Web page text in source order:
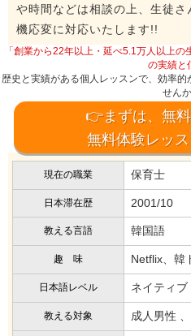
や時間などは相談の上、生徒
機応変に対応いたします!!
「創業から22年以上・延べ5.1万人以上
の実績と
歴史と実績がある個人レッスンで、効率
せんか
👉まずは、無
無料体験レッ
現在の職業 保育士
日本滞在歴 2001/10
教える言語 韓国語
趣 味 Netflix、韓
日本語レベル ネイティブ
教える対象 成人男性